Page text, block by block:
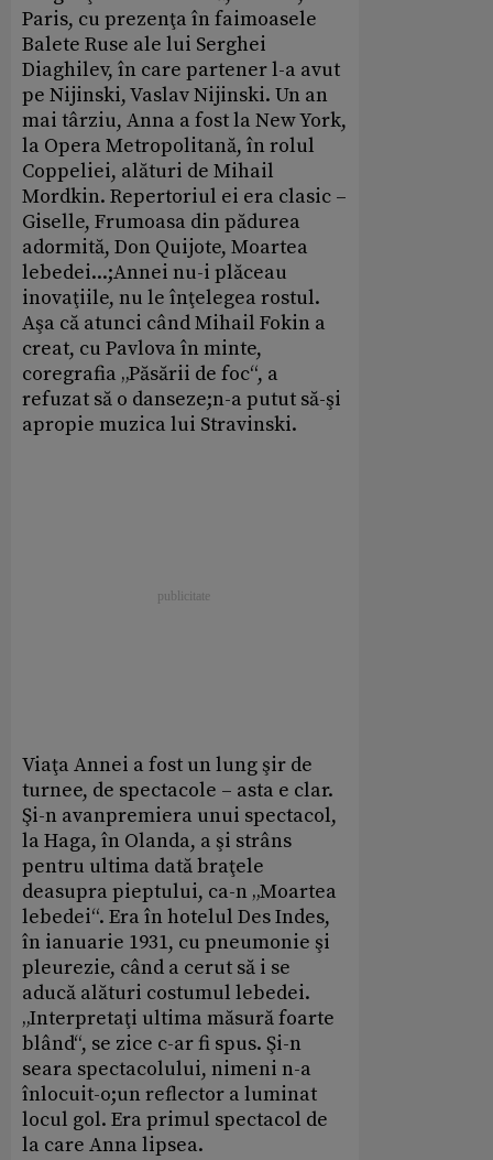
Paris, cu prezenţa în faimoasele
Balete Ruse ale lui Serghei
Diaghilev, în care partener l-a avut
pe Nijinski, Vaslav Nijinski. Un an
mai târziu, Anna a fost la New York,
la Opera Metropolitană, în rolul
Coppeliei, alături de Mihail
Mordkin. Repertoriul ei era clasic –
Giselle, Frumoasa din pădurea
adormită, Don Quijote, Moartea
lebedei...;Annei nu-i plăceau
inovaţiile, nu le înţelegea rostul.
Aşa că atunci când Mihail Fokin a
creat, cu Pavlova în minte,
coregrafia „Păsării de foc“, a
refuzat să o danseze;n-a putut să-şi
apropie muzica lui Stravinski.
Viaţa Annei a fost un lung şir de
turnee, de spectacole – asta e clar.
Şi-n avanpremiera unui spectacol,
la Haga, în Olanda, a şi strâns
pentru ultima dată braţele
deasupra pieptului, ca-n „Moartea
lebedei“. Era în hotelul Des Indes,
în ianuarie 1931, cu pneumonie şi
pleurezie, când a cerut să i se
aducă alături costumul lebedei.
„Interpretaţi ultima măsură foarte
blând“, se zice c-ar fi spus. Şi-n
seara spectacolului, nimeni n-a
înlocuit-o;un reflector a luminat
locul gol. Era primul spectacol de
la care Anna lipsea.